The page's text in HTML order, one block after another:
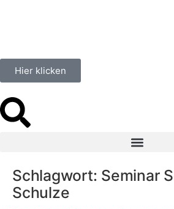
Hier klicken
Schlagwort: Seminar
Schulze